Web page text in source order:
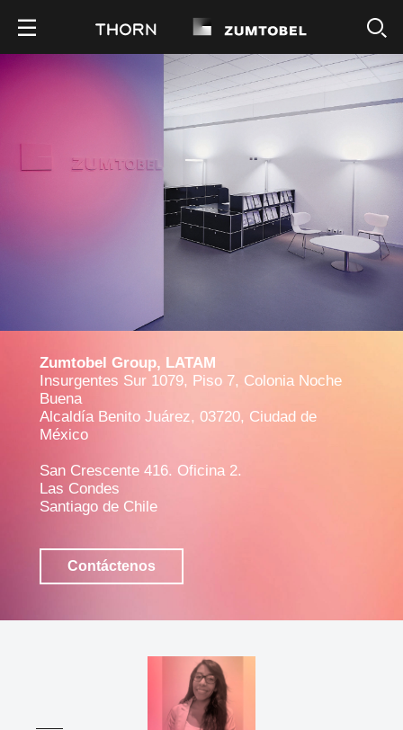
Zumtobel Group, LATAM
Insurgentes Sur 1079, Piso 7, Colonia Noche
Buena
Alcaldía Benito Juárez, 03720, Ciudad de
México
San Crescente 416. Oficina 2.
Las Condes
Santiago de Chile
Contáctenos